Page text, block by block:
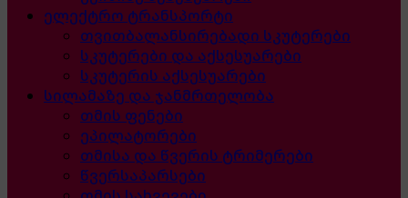
ელექტრო ტრანსპორტი
თვითბალანსირებადი სკუტერები
სკუტერები და აქსესუარები
სკუტერის აქსესუარები
სილამაზე და ჯანმრთელობა
თმის ფენები
ეპილატორები
თმისა და წვერის ტრიმერები
წვერსაპარსები